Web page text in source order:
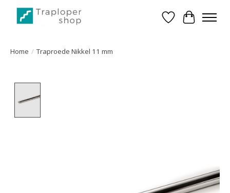
Verlanglijst
Home / Traproede Nikkel 11 mm